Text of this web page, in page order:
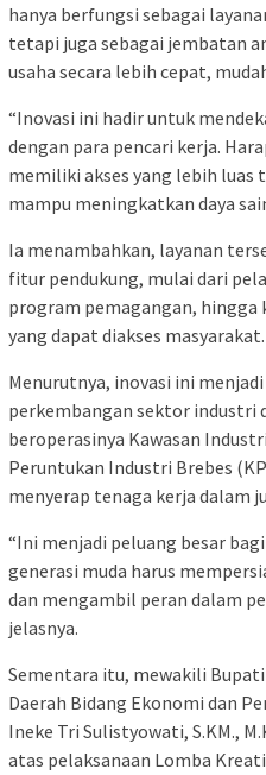
hanya berfungsi sebagai
tetapi juga sebagai jembatan
usaha secara lebih cepat,
“Inovasi ini hadir untuk
dengan para pencari kerja.
memiliki akses yang lebih luas
mampu meningkatkan daya
Ia menambahkan, layanan
fitur pendukung, mulai dari
program pemagangan,
yang dapat diakses masyarakat.
Menurutnya, inovasi ini
perkembangan sektor industri
beroperasinya Kawasan
Peruntukan Industri Brebes
menyerap tenaga kerja dalam
“Ini menjadi peluang besar
generasi muda harus
dan mengambil peran dalam
jelasnya.
Sementara itu, mewakili
Daerah Bidang Ekonomi dan
Ineke Tri Sulistyowati, S.KM.,
atas pelaksanaan Lomba